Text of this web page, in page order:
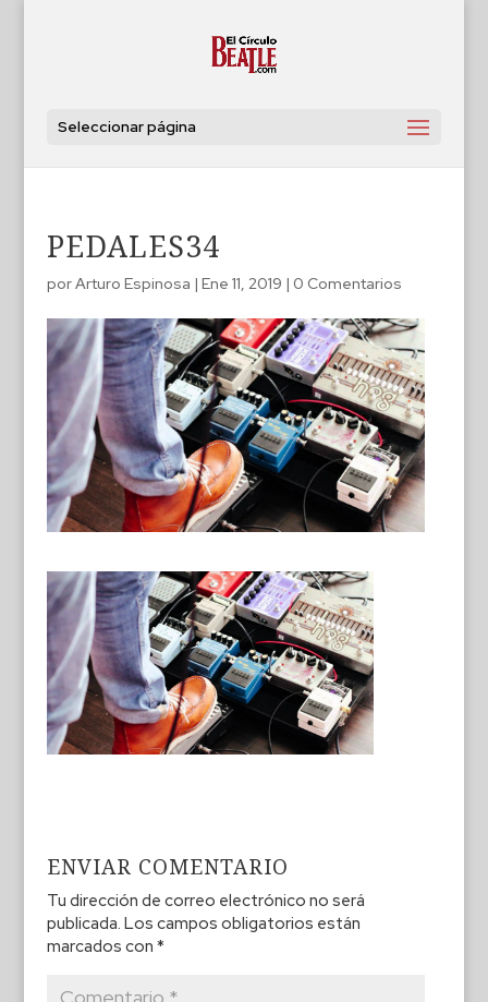
Seleccionar página
PEDALES34
porArturo Espinosa | Ene 11, 2019 | 0 Comentarios
ENVIAR COMENTARIO
Tu dirección de correo electrónico no será
publicada. Los campos obligatorios están
marcados con *